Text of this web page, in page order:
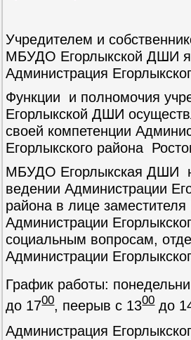
Учредителем и
МБУДО Егорлыкской ДШИ
Администрация
Функции и полномочия
Егорлыкской ДШИ
своей компетенции
Егорлыкского района
МБУДО Егорлыкская ДШИ
ведении Администрации
района в лице
Администрации
социальным вопросам,
Администрации
График работы:
до 1700, пеерыв с 1300до
Администрация